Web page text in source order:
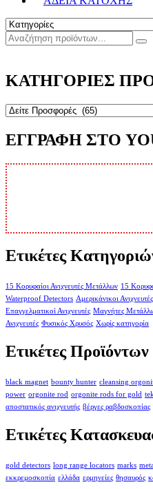
ΚΑΤΗΓΟΡΙΕΣ
ΕΓΓΡΑΦΗ ΣΤΟ
Ετικέτες
15 Κορυφαίοι Ανιχνευτές Μετάλλων 15
Waterproof Detectors Αμερικάνικοι Ανιχνευτές
Επαγγελματικοί Ανιχνευτές Μαγνήτες
Ανιχνευτές Φυσικός Χρυσός Χωρίς κατηγορία
Ετικέτες Προϊόντων
black magnet bounty hunter cleansing
power orgonite rod orgonite rods for gold
αποστατικός ανιχνευτής βέργες ραβδοσκοπίας
Ετικέτες
gold detectors long range locators marks
εκκρεμοσκοπία ελλάδα ερμηνείες θησαυρός